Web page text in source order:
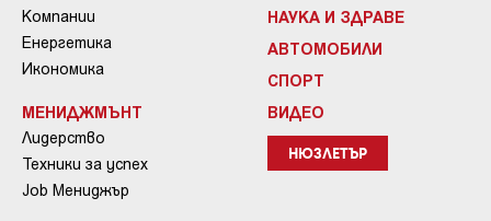
Компании
Енергетика
Икономика
МЕНИДЖМЪНТ
Лидерство
Техники за успех
Job Мениджър
НАУКА И ЗДРАВЕ
АВТОМОБИЛИ
СПОРТ
ВИДЕО
НЮЗЛЕТЪР